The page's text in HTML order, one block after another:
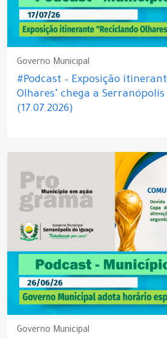
Governo Municipal
#Podcast – Exposição
Olhares" chega a Serranópolis
(17.07.2026)
Governo Municipal